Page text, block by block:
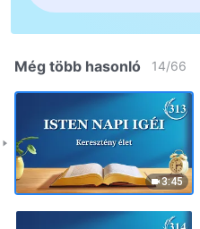
Még több hasonló 14/66
3:45